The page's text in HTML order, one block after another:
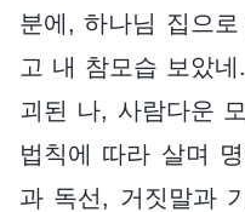
분에, 하나님 집으
고 내 참모습 보았
괴된 나, 사람다운
법칙에 따라 살며
과 독선, 거짓말과